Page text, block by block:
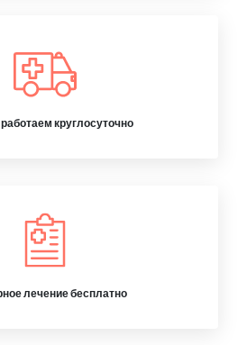
круглосуточно
лечение бесплатно